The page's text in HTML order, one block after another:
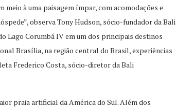
à uma paisagem ímpar, com acomodações e
observa Tony Hudson, sócio-fundador da Bali
Lago Corumbá IV em um dos principais destinos
Brasília, na região central do Brasil, experiências
Frederico Costa, sócio-diretor da Bali
praia artificial da América do Sul. Além dos